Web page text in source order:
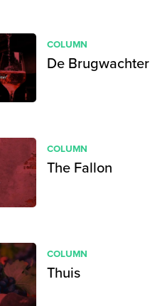
COLUMN
De Brugwachter
COLUMN
The Fallon
COLUMN
Thuis